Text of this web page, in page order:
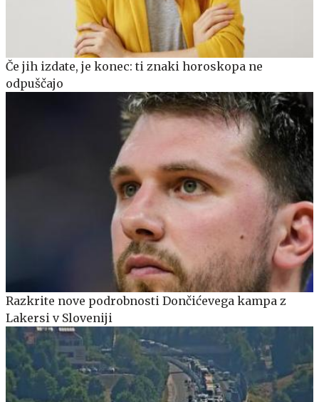
Če jih izdate, je konec: ti znaki horoskopa ne
odpuščajo
Razkrite nove podrobnosti Dončićevega kampa z
Lakersi v Sloveniji